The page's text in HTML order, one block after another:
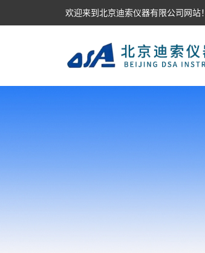
欢迎来到北京迪索仪器有限公司网站！